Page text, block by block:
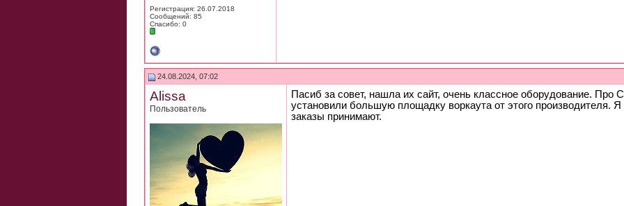
Регистрация: 26.07.2018
Сообщений: 85
Спасибо: 0
24.08.2024, 07:02
Alissa
Пользователь
Пасиб за совет, нашла их сайт, очень классное оборудование. Про
установили большую площадку воркаута от этого производителя.
заказы принимают.